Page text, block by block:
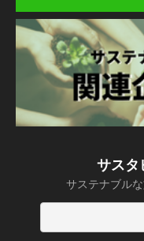
サスタ
サステナブル